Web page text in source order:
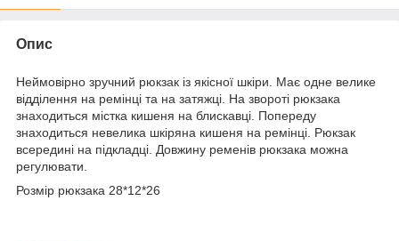
Опис
Неймовірно зручний рюкзак із якісної шкіри. Має одне велике
відділення на ремінці та на затяжці. На звороті рюкзака
знаходиться містка кишеня на блискавці. Попереду
знаходиться невелика шкіряна кишеня на ремінці. Рюкзак
всередині на підкладці. Довжину ременів рюкзака можна
регулювати.
Розмір рюкзака 28*12*26